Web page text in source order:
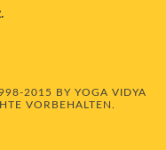
2015 BY YOGA VIDYA
VORBEHALTEN.